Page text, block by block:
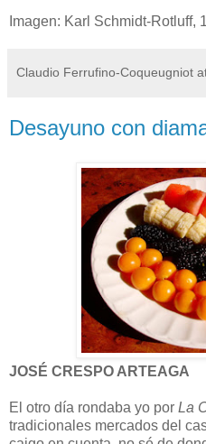
Imagen: Karl Schmidt-Rotluff,
Claudio Ferrufino-Coqueugniot
Desayuno con
JOSÉ CRESPO ARTEAGA
El otro día rondaba yo por La
tradicionales mercados del